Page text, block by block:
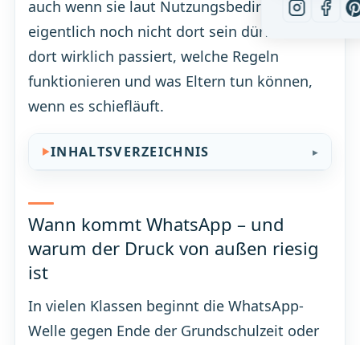
auch wenn sie laut Nutzungsbedingungen
eigentlich noch nicht dort sein dürften. Was
dort wirklich passiert, welche Regeln
funktionieren und was Eltern tun können,
wenn es schiefläuft.
INHALTSVERZEICHNIS
Wann kommt WhatsApp – und
warum der Druck von außen riesig
ist
In vielen Klassen beginnt die WhatsApp-
Welle gegen Ende der Grundschulzeit oder